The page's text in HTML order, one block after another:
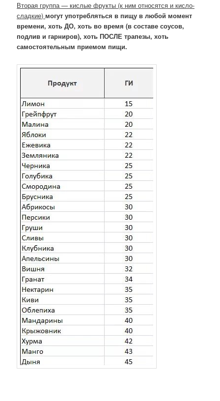
Вторая группа — кислые фрукты (к ним относятся и кисло-
сладкие) могут употребляться в пищу в любой момент
времени, хоть ДО, хоть во время (в составе соусов,
подлив и гарниров), хоть ПОСЛЕ трапезы, хоть
самостоятельным приемом пищи.